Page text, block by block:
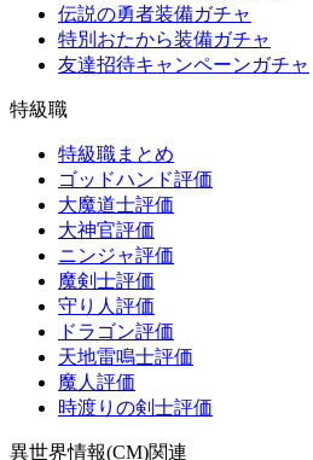
伝説の勇者装備ガチャ
特別おたから装備ガチャ
友達招待キャンペーンガチャ
特級職
特級職まとめ
ゴッドハンド評価
大魔道士評価
大神官評価
ニンジャ評価
魔剣士評価
守り人評価
ドラゴン評価
天地雷鳴士評価
魔人評価
時渡りの剣士評価
異世界情報(CM)関連